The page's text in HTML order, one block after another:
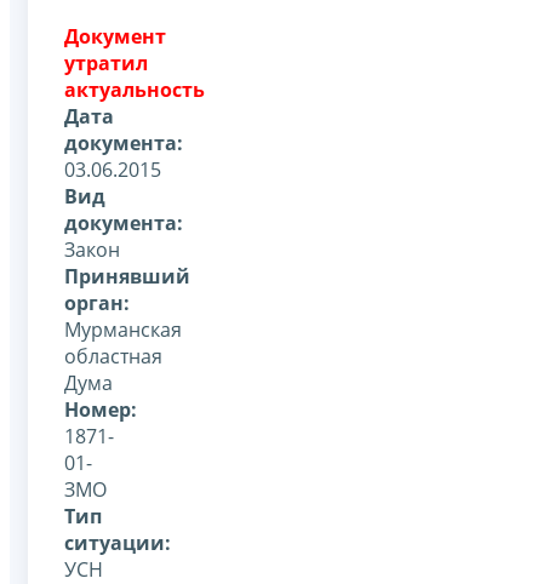
Документ
утратил
актуальность
Дата
документа:
03.06.2015
Вид
документа:
Закон
Принявший
орган:
Мурманская
областная
Дума
Номер:
1871-
01-
ЗМО
Тип
ситуации:
УСН